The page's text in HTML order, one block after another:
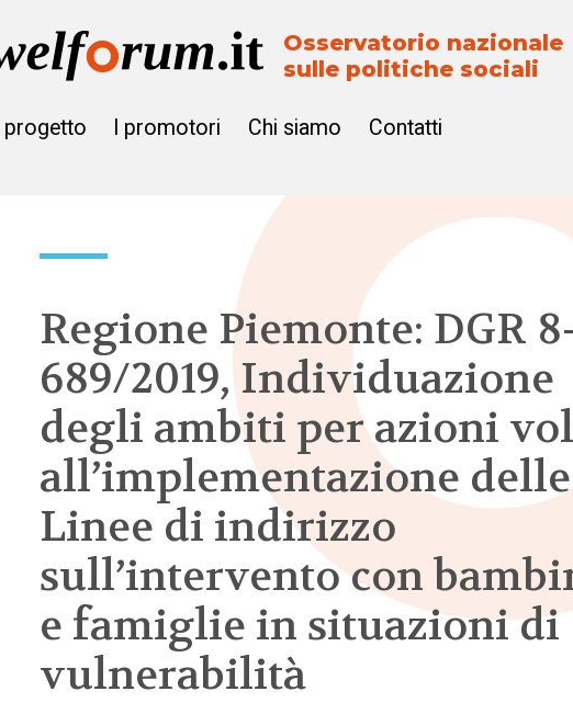
Osservatorio nazionale
sulle politiche sociali
Il progetto I promotori Chi siamo Contatti
Regione Piemonte: DGR 8-
689/2019, Individuazione
degli ambiti per azioni
all’implementazione delle
Linee di indirizzo
sull’intervento con
e famiglie in situazioni di
vulnerabilità